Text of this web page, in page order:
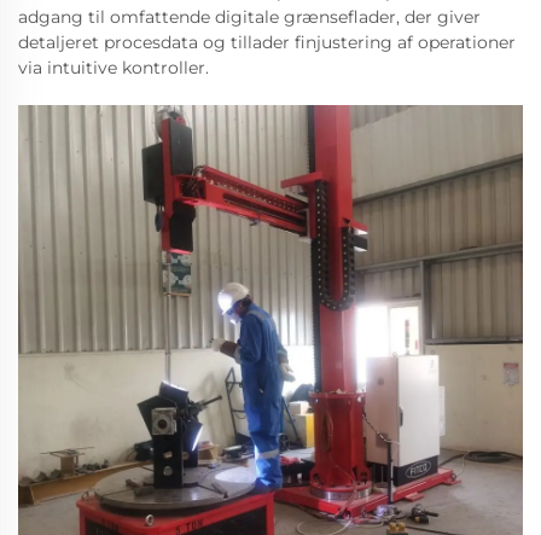
adgang til omfattende digitale grænseflader, der giver
detaljeret procesdata og tillader finjustering af operationer
via intuitive kontroller.